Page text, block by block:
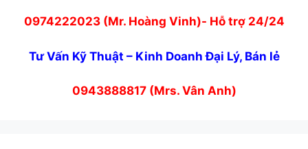
0974222023 (Mr. Hoàng Vinh)- Hỗ trợ 24/24
Tư Vấn Kỹ Thuật – Kinh Doanh Đại Lý, Bán lẻ
0943888817 (Mrs. Vân Anh)